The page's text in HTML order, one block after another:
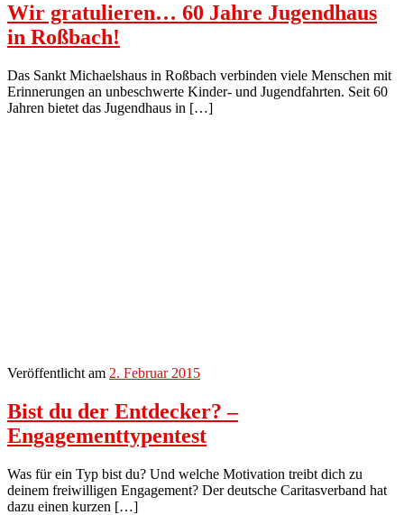
Wir gratulieren… 60 Jahre Jugendhaus
in Roßbach!
Das Sankt Michaelshaus in Roßbach verbinden viele Menschen mit
Erinnerungen an unbeschwerte Kinder- und Jugendfahrten. Seit 60
Jahren bietet das Jugendhaus in […]
Veröffentlicht am 2. Februar 2015
Bist du der Entdecker? –
Engagementtypentest
Was für ein Typ bist du? Und welche Motivation treibt dich zu
deinem freiwilligen Engagement? Der deutsche Caritasverband hat
dazu einen kurzen […]